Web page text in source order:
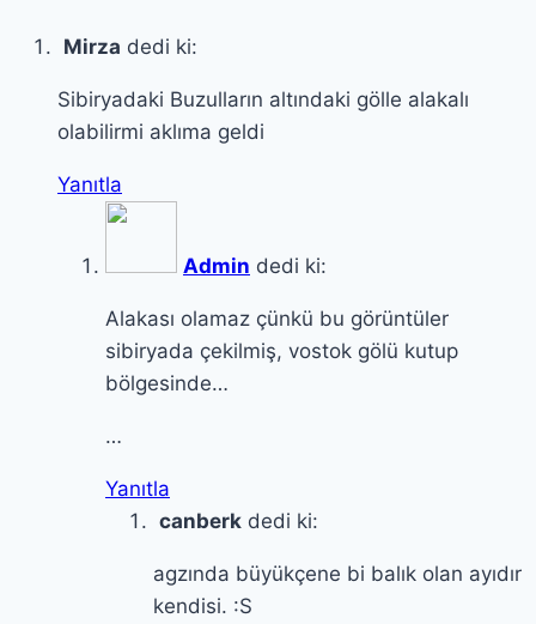
Mirza dedi ki:
Sibiryadaki Buzulların altındaki gölle alakalı
olabilirmi aklıma geldi
Yanıtla
Admin dedi ki:
Alakası olamaz çünkü bu görüntüler
sibiryada çekilmiş, vostok gölü kutup
bölgesinde…
…
Yanıtla
canberk dedi ki:
agzında büyükçene bi balık olan ayıdır
kendisi. :S